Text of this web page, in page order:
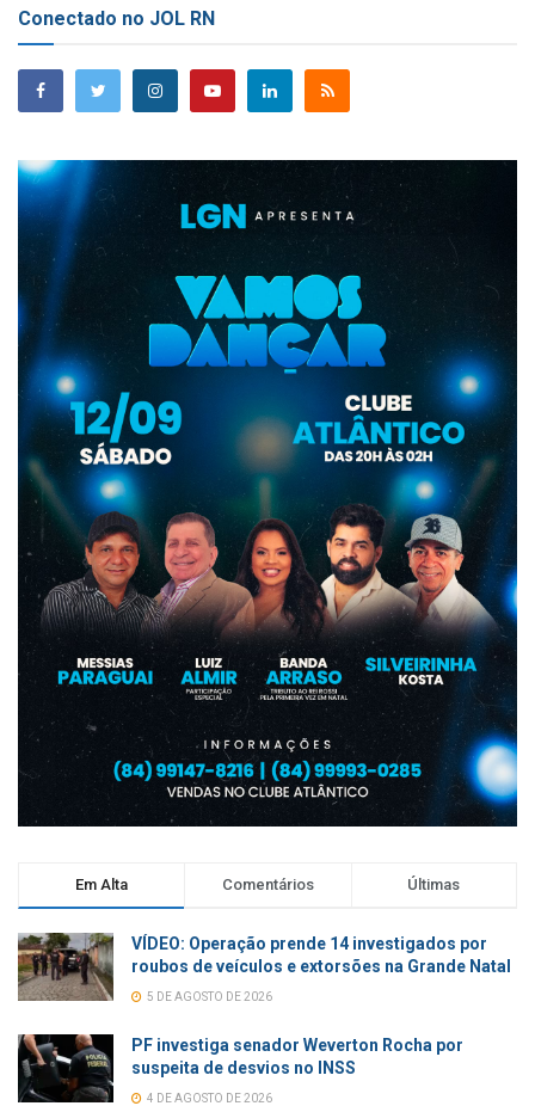
Conectado no JOL RN
Em Alta Comentários Últimas
VÍDEO: Operação prende 14 investigados por
roubos de veículos e extorsões na Grande Natal
5 DE AGOSTO DE 2026
PF investiga senador Weverton Rocha por
suspeita de desvios no INSS
4 DE AGOSTO DE 2026